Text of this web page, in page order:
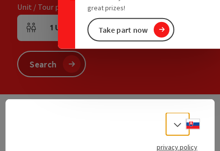
great prizes!
Take part now
Unit / Tour participants
Number of units and person fields
1 Unit Adults,0 Children
Search
We have not found any search results. PleaseSelect
privacy policy